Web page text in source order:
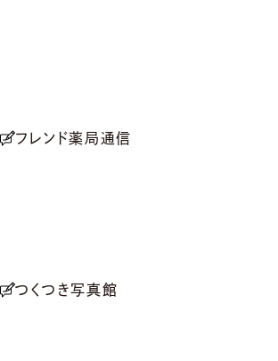
フレンド薬局通信
つくつき写真館